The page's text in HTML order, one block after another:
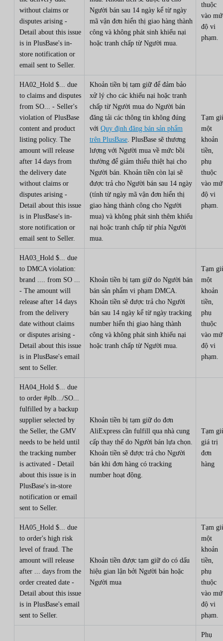
without claims or
disputes arising -
Detail about this issue
is in PlusBase's in-
store notification or
email sent to Seller.
Người bán sau 14 ngày kể từ ngày
mã vận đơn hiển thị giao hàng thành
công và không phát sinh khiếu nại
hoặc tranh chấp từ Người mua.
thuộc
vào
độ vi
phạm.
HA02_Hold $... due
to claims and disputes
from SO... - Seller's
violation of PlusBase
content and product
listing policy. The
amount will release
after 14 days from
the delivery date
without claims or
disputes arising -
Detail about this issue
is in PlusBase's in-
store notification or
email sent to Seller.
Khoản tiền bị tạm giữ để đảm bảo
xử lý cho các khiếu nại hoặc tranh
chấp từ Người mua do Người bán
đăng tải các thông tin không đúng
với Quy định đăng bán sản phẩm
trên PlusBase . PlusBase sẽ thương
lượng với Người mua về mức bồi
thường để giảm thiểu thiệt hại cho
Người bán. Khoản tiền còn lại sẽ
được trả cho Người bán sau 14 ngày
(tính từ ngày mã vận đơn hiển thị
giao hàng thành công cho Người
mua) và không phát sinh thêm khiếu
nại hoặc tranh chấp từ phía Người
mua.
Tạm
một
khoản
tiền,
phụ
thuộc
vào
độ vi
phạm.
HA03_Hold $... due
to DMCA violation:
brand .... from SO ...
- The amount will
release after 14 days
from the delivery
date without claims
or disputes arising -
Detail about this issue
is in PlusBase's email
sent to Seller.
Khoản tiền bị tạm giữ do Người bán
bán sản phẩm vi phạm DMCA.
Khoản tiền sẽ được trả cho Người
bán sau 14 ngày kể từ ngày tracking
number hiển thị giao hàng thành
công và không phát sinh khiếu nại
hoặc tranh chấp từ Người mua.
Tạm
một
khoản
tiền,
phụ
thuộc
vào
độ vi
phạm.
HA04_Hold $... due
to order #plb.../SO...
fulfilled by a backup
supplier selected by
the Seller, the GMV
needs to be held until
the tracking number
is activated - Detail
about this issue is in
PlusBase's in-store
notification or email
sent to Seller.
Khoản tiền bị tạm giữ do đơn
AliExpress cần fulfill qua nhà cung
cấp thay thế do Người bán lựa chọn.
Khoản tiền sẽ được trả cho Người
bán khi đơn hàng có tracking
number hoạt động.
Tạm
giá trị
đơn
hàng
HA05_Hold $... due
to order's high risk
level of fraud. The
amount will release
after ... days from the
order created date -
Detail about this issue
is in PlusBase's email
sent to Seller.
Khoản tiền được tạm giữ do có dấu
hiệu gian lận bởi Người bán hoặc
Người mua
Tạm
một
khoản
tiền,
phụ
thuộc
vào
độ vi
phạm.
Phụ